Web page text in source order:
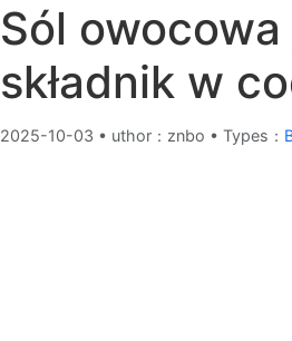
Sól
składnik w
2025-10-03 • uthor：znbo • Types：